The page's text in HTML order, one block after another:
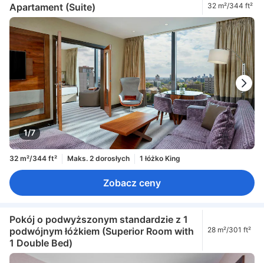
Apartament (Suite) 32 m²/344 ft²
1/7
32 m²/344 ft² Maks. 2 dorosłych 1 łóżko King
Zobacz ceny
Pokój o podwyższonym standardzie z 1
podwójnym łóżkiem (Superior Room with
1 Double Bed)
28 m²/301 ft²